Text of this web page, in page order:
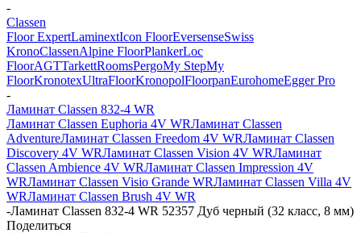
-
Classen
Floor ExpertLaminextIcon FloorEversenseSwiss
KronoClassenAlpine FloorPlankerLoc
FloorAGTTarkettRoomsPergoMy StepMy
FloorKronotexUltraFloorKronopolFloorpanEurohomeEgger Pro
-
Ламинат Classen 832-4 WR
Ламинат Classen Euphoria 4V WRЛаминат Classen
AdventureЛаминат Classen Freedom 4V WRЛаминат Classen
Discovery 4V WRЛаминат Classen Vision 4V WRЛаминат
Classen Ambience 4V WRЛаминат Classen Impression 4V
WRЛаминат Classen Visio Grande WRЛаминат Classen Villa 4V
WRЛаминат Classen Brush 4V WR
-Ламинат Classen 832-4 WR 52357 Дуб черный (32 класс, 8 мм)
Поделиться